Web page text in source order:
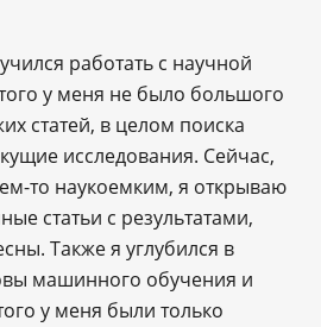
работать с научной
у меня не было большого
статей, в целом поиска
исследования. Сейчас,
то наукоемким, я открываю
статьи с результатами,
Также я углубился в
машинного обучения и
у меня были только